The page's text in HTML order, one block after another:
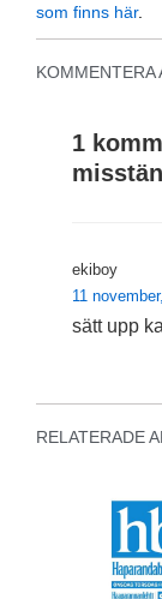
som finns här.
KOMMENTERA
1
ekiboy
11
sätt upp
RELATERADE